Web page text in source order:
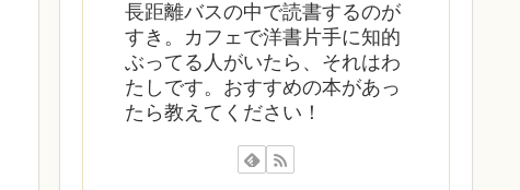
長距離バスの中で読書するのが
すき。カフェで洋書片手に知的
ぶってる人がいたら、それはわ
たしです。おすすめの本があっ
たら教えてください！